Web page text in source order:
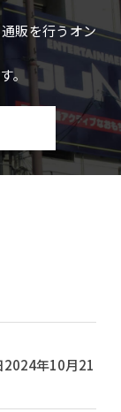
販を行うオン
｡
2024年10月21